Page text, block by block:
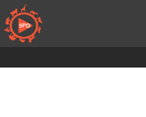
Skip
to
content
fr-